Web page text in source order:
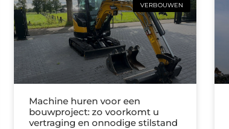
VERBOUWEN
Machine huren voor een
bouwproject: zo voorkomt u
vertraging en onnodige stilstand